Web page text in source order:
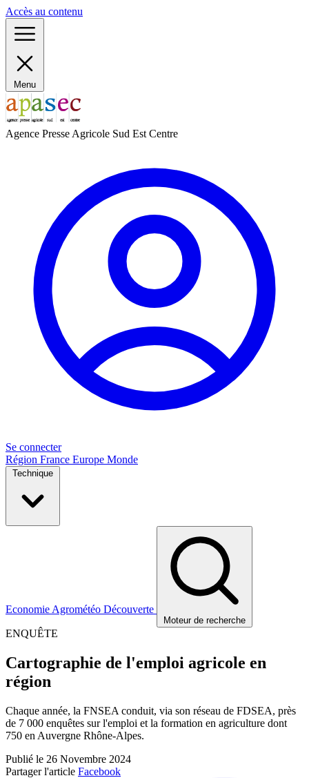
Accès au contenu
Menu
Agence Presse Agricole Sud Est Centre
Se connecter
Région France Europe Monde
Technique
Economie Agrométéo Découverte
Moteur de recherche
ENQUÊTE
Cartographie de l'emploi agricole en
région
Chaque année, la FNSEA conduit, via son réseau de FDSEA, près
de 7 000 enquêtes sur l'emploi et la formation en agriculture dont
750 en Auvergne Rhône-Alpes.
Publié le 26 Novembre 2024
Partager l'article Facebook
Panneau de gestion des cookies